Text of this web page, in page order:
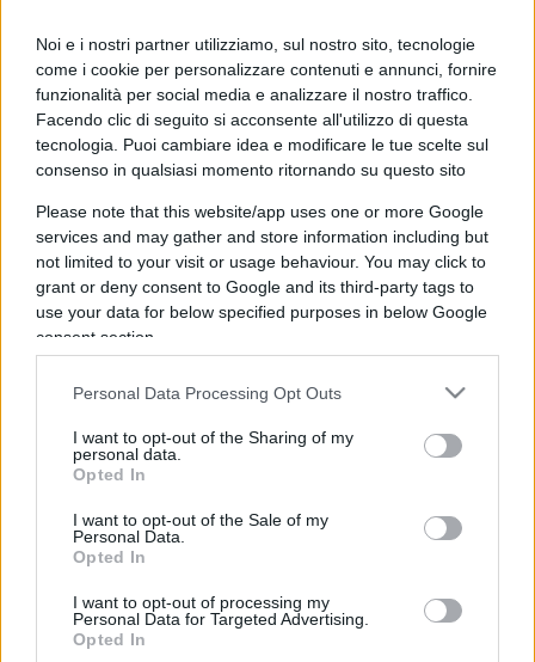
Noi e i nostri partner utilizziamo, sul nostro sito, tecnologie
come i cookie per personalizzare contenuti e annunci, fornire
funzionalità per social media e analizzare il nostro traffico.
Facendo clic di seguito si acconsente all'utilizzo di questa
tecnologia. Puoi cambiare idea e modificare le tue scelte sul
consenso in qualsiasi momento ritornando su questo sito
Please note that this website/app uses one or more Google
services and may gather and store information including but
not limited to your visit or usage behaviour. You may click to
grant or deny consent to Google and its third-party tags to
use your data for below specified purposes in below Google
consent section.
Personal Data Processing Opt Outs
I want to opt-out of the Sharing of my
personal data.
Opted In
I want to opt-out of the Sale of my
Personal Data.
Opted In
I want to opt-out of processing my
Personal Data for Targeted Advertising.
Opted In
No, Guccini più che
comunista è stato un
anarchico libertario
Il ricordo del cantautore italiano morto a 86 anni
diAndrea Bernaudo